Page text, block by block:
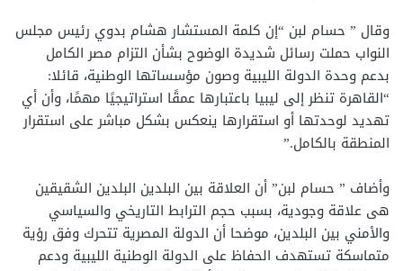
وقال ” حسام لبن “إن كلمة المستشار هشام بدوي رئيس مجلس
النواب حملت رسائل شديدة الوضوح بشأن التزام مصر الكامل
بدعم وحدة الدولة الليبية وصون مؤسساتها الوطنية، قائلا:
“القاهرة تنظر إلى ليبيا باعتبارها عمقًا استراتيجيًا مهمًا، وأن أي
تهديد لوحدتها أو استقرارها ينعكس بشكل مباشر على استقرار
المنطقة بالكامل.”
وأضاف ” حسام لبن” أن العلاقة بين البلدين البلدين الشقيقين
هى علاقة وجودية، بسبب حجم الترابط التاريخي والسياسي
والأمني بين البلدين، موضحا أن الدولة المصرية تتحرك وفق رؤية
متماسكة تستهدف الحفاظ على الدولة الوطنية الليبية ودعم